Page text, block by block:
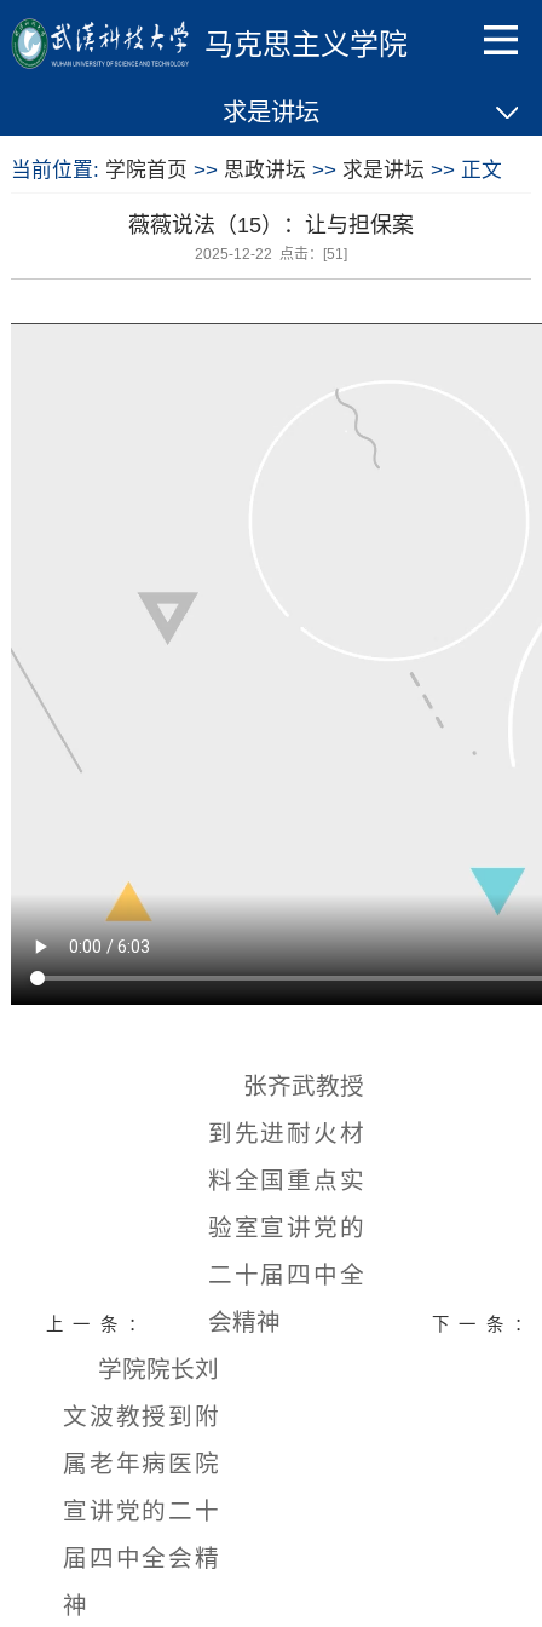
马克思主义学院
求是讲坛
当前位置: 学院首页 >> 思政讲坛 >> 求是讲坛 >> 正文
薇薇说法（15）：让与担保案
2025-12-22 点击：[51]
上一条：
张齐武教授
到先进耐火材
料全国重点实
验室宣讲党的
二十届四中全
会精神
下一条：
学院院长刘
文波教授到附
属老年病医院
宣讲党的二十
届四中全会精
神